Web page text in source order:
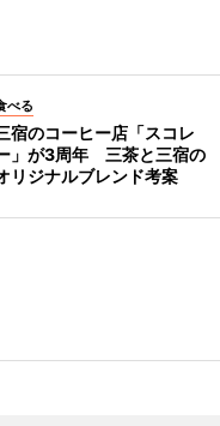
べる
宿のコーヒー店「スコレ
」が3周年 三茶と三宿の
リジナルブレンド考案